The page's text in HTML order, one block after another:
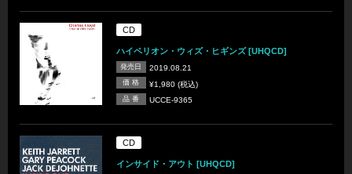
CD
ハイペリオン・ウィズ・ヒギンズ [UHQCD]
発売日 2019.08.21
価 格 ¥1,980 (税込)
品 番 UCCE-9365
CD
インサイド・アウト [UHQCD]